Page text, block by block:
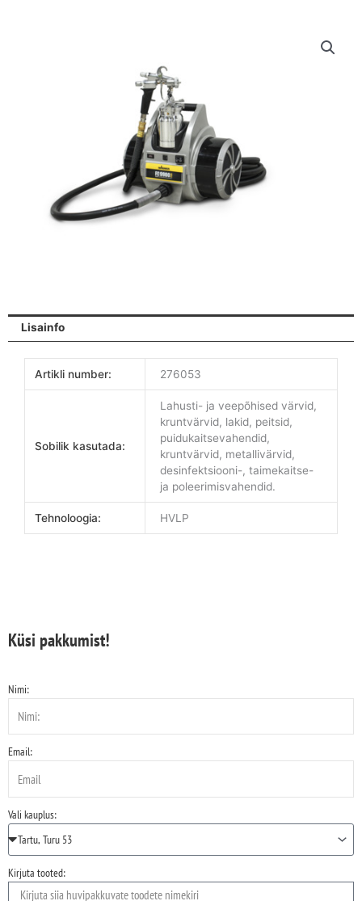
Lisainfo
Artikli number: 276053
Sobilik kasutada:
Lahusti- ja veepõhised värvid,
kruntvärvid, lakid, peitsid,
puidukaitsevahendid,
kruntvärvid, metallivärvid,
desinfektsiooni-, taimekaitse-
ja poleerimisvahendid.
Tehnoloogia: HVLP
Küsi pakkumist!
Nimi:
Email:
Vali kauplus:
Kirjuta tooted: